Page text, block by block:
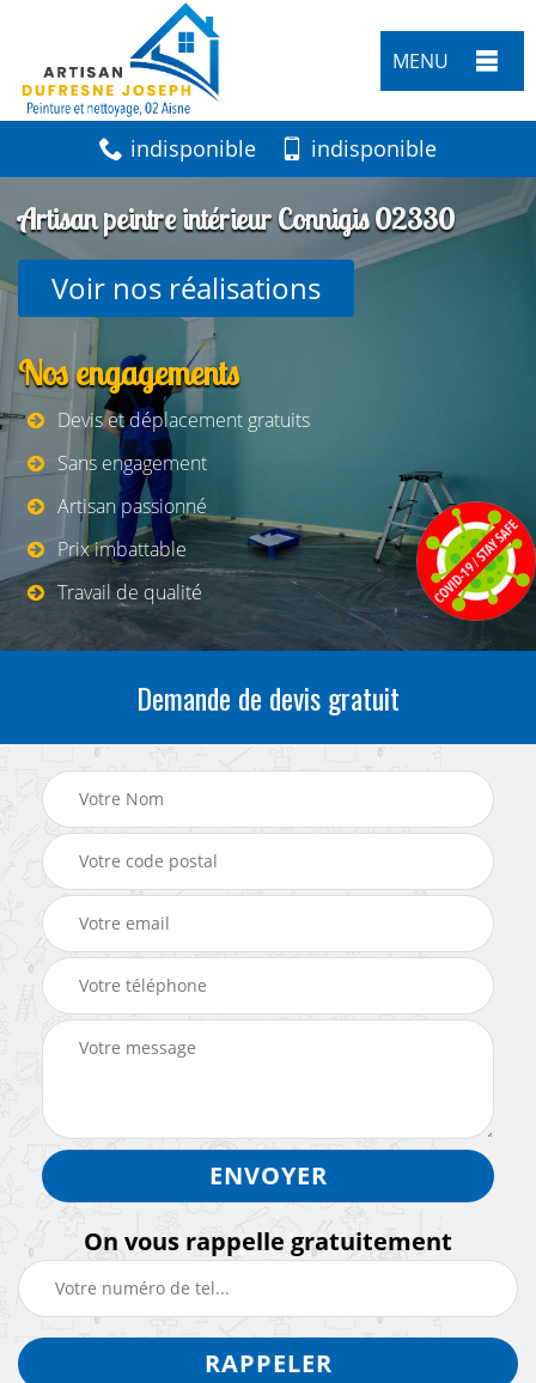
MENU
indisponible indisponible
Artisan peintre intérieur Connigis 02330
Voir nos réalisations
Nos engagements
Devis et déplacement gratuits
Sans engagement
Artisan passionné
Prix imbattable
Travail de qualité
Demande de devis gratuit
On vous rappelle gratuitement